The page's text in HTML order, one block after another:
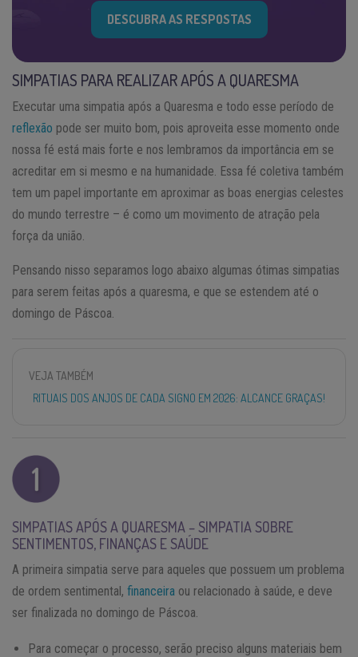
DESCUBRA AS RESPOSTAS
SIMPATIAS PARA REALIZAR APÓS A QUARESMA
Executar uma simpatia após a Quaresma e todo esse período de
reflexão pode ser muito bom, pois aproveita esse momento onde
nossa fé está mais forte e nos lembramos da importância em se
acreditar em si mesmo e na humanidade. Essa fé coletiva também
tem um papel importante em aproximar as boas energias celestes
do mundo terrestre – é como um movimento de atração pela
força da união.
Pensando nisso separamos logo abaixo algumas ótimas simpatias
para serem feitas após a quaresma, e que se estendem até o
domingo de Páscoa.
VEJA TAMBÉM
RITUAIS DOS ANJOS DE CADA SIGNO EM 2026: ALCANCE GRAÇAS!
SIMPATIAS APÓS A QUARESMA – SIMPATIA SOBRE
SENTIMENTOS, FINANÇAS E SAÚDE
A primeira simpatia serve para aqueles que possuem um problema
de ordem sentimental, financeira ou relacionado à saúde, e deve
ser finalizada no domingo de Páscoa.
Para começar o processo, serão preciso alguns materiais bem